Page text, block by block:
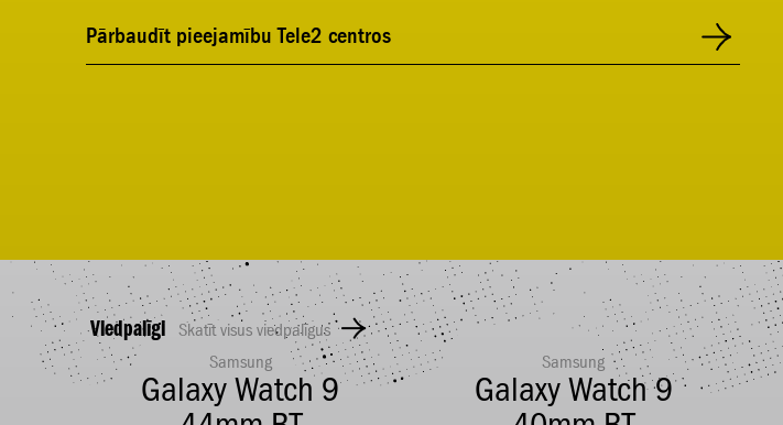
Pārbaudīt pieejamību Tele2 centros
Viedpalīgi Skatīt visus viedpalīgus
Samsung
Galaxy Watch 9
Samsung
Galaxy Watch 9